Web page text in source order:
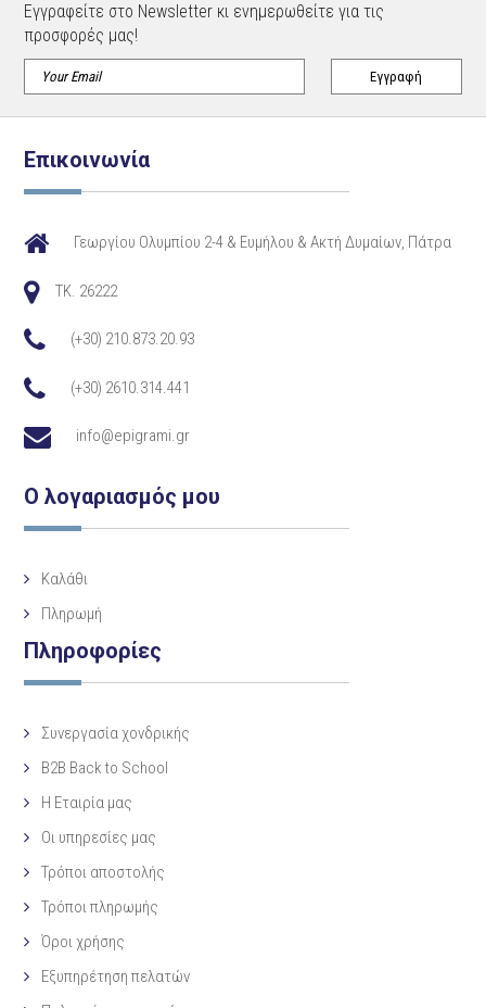
Εγγραφείτε στο Newsletter κι ενημερωθείτε για τις
προσφορές μας!
Επικοινωνία
Γεωργίου Ολυμπίου 2-4 & Ευμήλου & Ακτή Δυμαίων, Πάτρα
TK. 26222
(+30) 210.873.20.93
(+30) 2610.314.441
info@epigrami.gr
Ο λογαριασμός μου
Καλάθι
Πληρωμή
Πληροφορίες
Συνεργασία χονδρικής
B2B Back to School
Η Eταιρία μας
Οι υπηρεσίες μας
Τρόποι αποστολής
Τρόποι πληρωμής
Όροι χρήσης
Εξυπηρέτηση πελατών